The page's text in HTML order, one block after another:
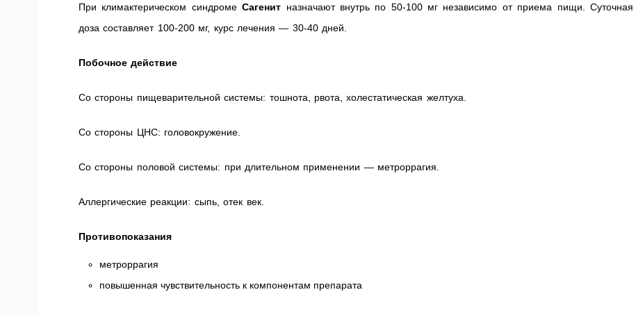
При климактерическом синдромеСагенит назначают внутрь по 50-100 мг независимо от приема пищи. Суточная
доза составляет 100-200 мг, курс лечения — 30-40 дней.
Побочное действие
Со стороны пищеварительной системы: тошнота, рвота, холестатическая желтуха.
Со стороны ЦНС: головокружение.
Со стороны половой системы: при длительном применении — метроррагия.
Аллергические реакции: сыпь, отек век.
Противопоказания
метроррагия
повышенная чувствительность к компонентам препарата